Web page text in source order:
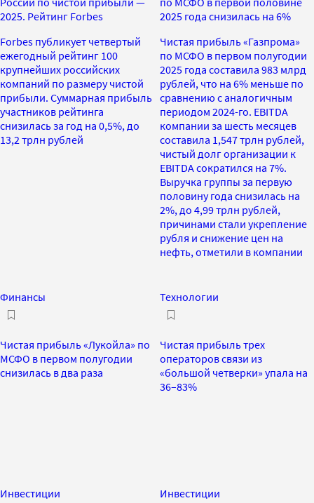
2025. Рейтинг Forbes
Forbes публикует четвертый
ежегодный рейтинг 100
крупнейших российских
компаний по размеру чистой
прибыли. Суммарная прибыль
участников рейтинга
снизилась за год на 0,5%, до
13,2 трлн рублей
2025 года снизилась на 6%
Чистая прибыль «Газпрома»
по МСФО в первом полугодии
2025 года составила 983 млрд
рублей, что на 6% меньше по
сравнению с аналогичным
периодом 2024-го. EBITDA
компании за шесть месяцев
составила 1,547 трлн рублей,
чистый долг организации к
EBITDA сократился на 7%.
Выручка группы за первую
половину года снизилась на
2%, до 4,99 трлн рублей,
причинами стали укрепление
рубля и снижение цен на
нефть, отметили в компании
Финансы
Чистая прибыль «Лукойла» по
МСФО в первом полугодии
снизилась в два раза
Технологии
Чистая прибыль трех
операторов связи из
«большой четверки» упала на
36–83%
Инвестиции Инвестиции